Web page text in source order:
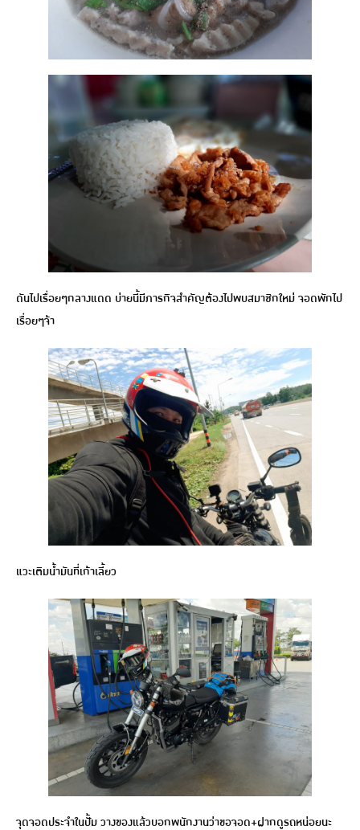
ดันไปเรื่อยๆกลางแดด บ่ายนี้มีภารกิจสำคัญต้องไปพบสมาชิกใหม่ จอดพักไป
เรื่อยๆจ้า
แวะเติมน้ำมันที่เก้าเลี้ยว
จุดจอดประจำในปั้ม วางของแล้วบอกพนักงานว่าขอจอด+ฝากดูรถหน่อยนะ